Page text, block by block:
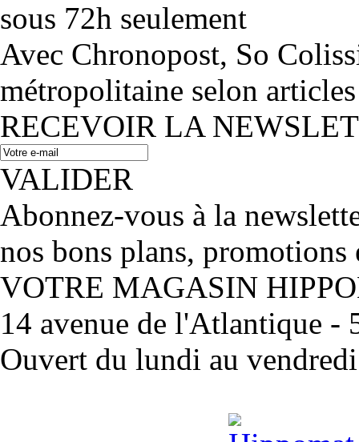
sous 72h seulement
Avec Chronopost, So
métropolitaine selon
RECEVOIR LA
VALIDER
Abonnez-vous à la
nos bons plans, promotions
VOTRE MAGASIN
14 avenue de l'Atlantique -
Ouvert du lundi au